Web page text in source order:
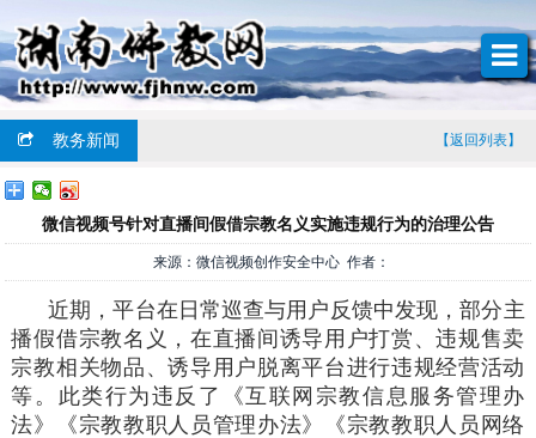
教务新闻 【返回列表】
微信视频号针对直播间假借宗教名义实施违规行为的治理公告
来源：微信视频创作安全中心 作者：
近期，平台在日常巡查与用户反馈中发现，部分主
播假借宗教名义，在直播间诱导用户打赏、违规售卖
宗教相关物品、诱导用户脱离平台进行违规经营活动
等。此类行为违反了《互联网宗教信息服务管理办
法》《宗教教职人员管理办法》《宗教教职人员网络